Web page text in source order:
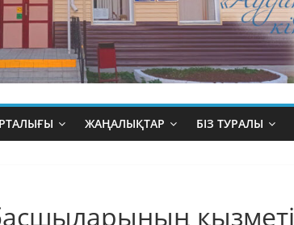
ЖАҢАЛЫҚТАР БІЗ ТУРАЛЫ
қызметі